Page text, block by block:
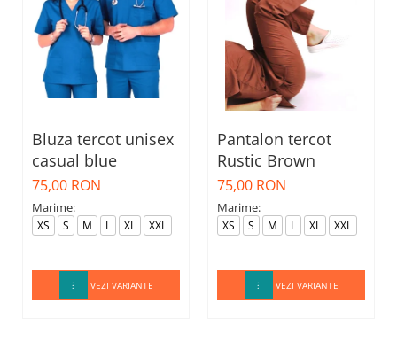
Bluza tercot unisex
casual blue
75,00 RON
Marime:
XS S M L XL XXL
VEZI VARIANTE
Pantalon tercot
Rustic Brown
75,00 RON
Marime:
XS S M L XL XXL
VEZI VARIANTE